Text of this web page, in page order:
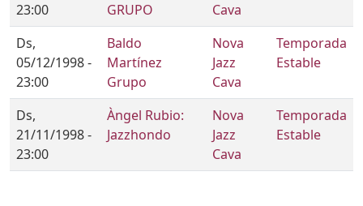
23:00
GRUPO
Cava
Ds,
05/12/1998 -
23:00
Baldo
Martínez
Grupo
Nova
Jazz
Cava
Temporada
Estable
Ds,
21/11/1998 -
23:00
Àngel Rubio:
Jazzhondo
Nova
Jazz
Cava
Temporada
Estable